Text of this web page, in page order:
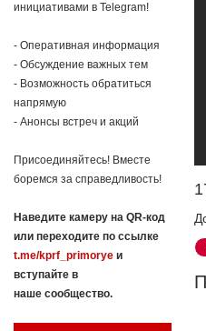
инициативами в Telegram!
- Оперативная информация
- Обсуждение важных тем
- Возможность обратиться
напрямую
- Анонсы встреч и акций
Присоединяйтесь! Вместе
боремся за справедливость!
Наведите камеру на QR-код
или переходите по ссылке
t.me/kprf_primorye и
вступайте в
наше сообщество.